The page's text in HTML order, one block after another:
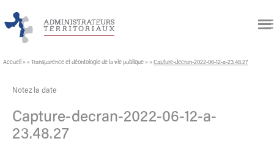
Accueil » « Transparence et déontologie de la vie publique » » Capture-decran-2022-06-12-a-23.48.27
Notez la date
Capture-decran-2022-06-12-a-
23.48.27